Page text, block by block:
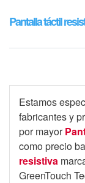
Pantalla táctil
Estamos
fabricantes y
por mayor
como precio
resistiva
GreenTouch